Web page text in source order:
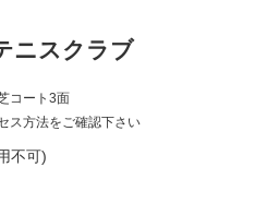
ニスクラブ
コート3面
ス方法をご確認下さい
不可)